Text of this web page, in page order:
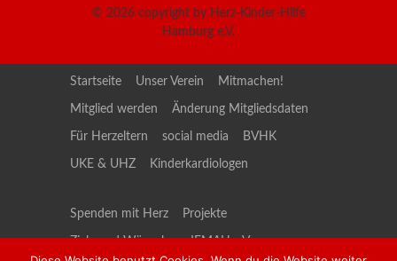
© 2026 copyright by Herz-Kinder-Hilfe
Hamburg e.V.
Startseite Unser Verein Mitmachen!
Mitglied werden Änderung Mitgliedsdaten
Für Herzeltern social media BVHK
UKE & UHZ Kinderkardiologen
Spenden mit Herz Projekte
Ziele und Wünsche JEMAH e.V.